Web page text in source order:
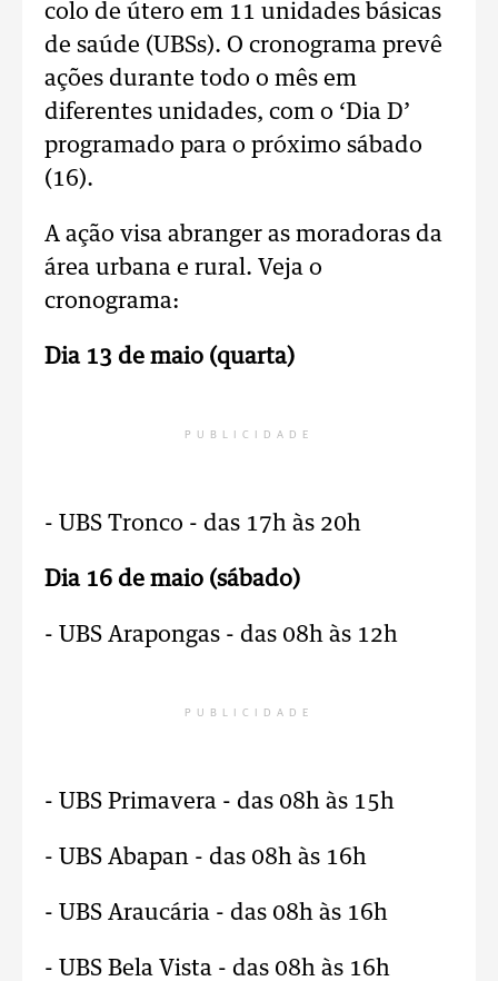
colo de útero em 11 unidades básicas
de saúde (UBSs). O cronograma prevê
ações durante todo o mês em
diferentes unidades, com o ‘Dia D’
programado para o próximo sábado
(16).
A ação visa abranger as moradoras da
área urbana e rural. Veja o
cronograma:
Dia 13 de maio (quarta)
PUBLICIDADE
- UBS Tronco - das 17h às 20h
Dia 16 de maio (sábado)
- UBS Arapongas - das 08h às 12h
PUBLICIDADE
- UBS Primavera - das 08h às 15h
- UBS Abapan - das 08h às 16h
- UBS Araucária - das 08h às 16h
- UBS Bela Vista - das 08h às 16h